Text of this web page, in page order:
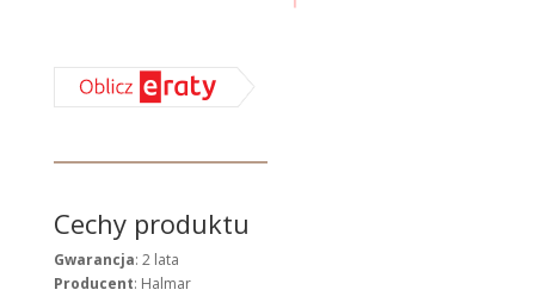
Cechy produktu
Gwarancja: 2 lata
Producent: Halmar